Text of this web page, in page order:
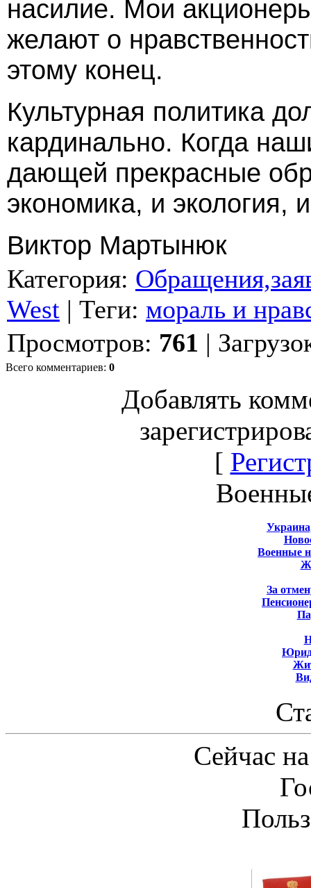
насилие. Мои
желают о
этому конец.
Культурная политика
кардинально. Когда
дающей прекрасные
экономика, и экология,
Виктор Мартынюк
Категория:
West | Теги: мораль и
Просмотров: 761 |
Всего комментариев: 0
Добавлять
[
Военные
За
Сейчас